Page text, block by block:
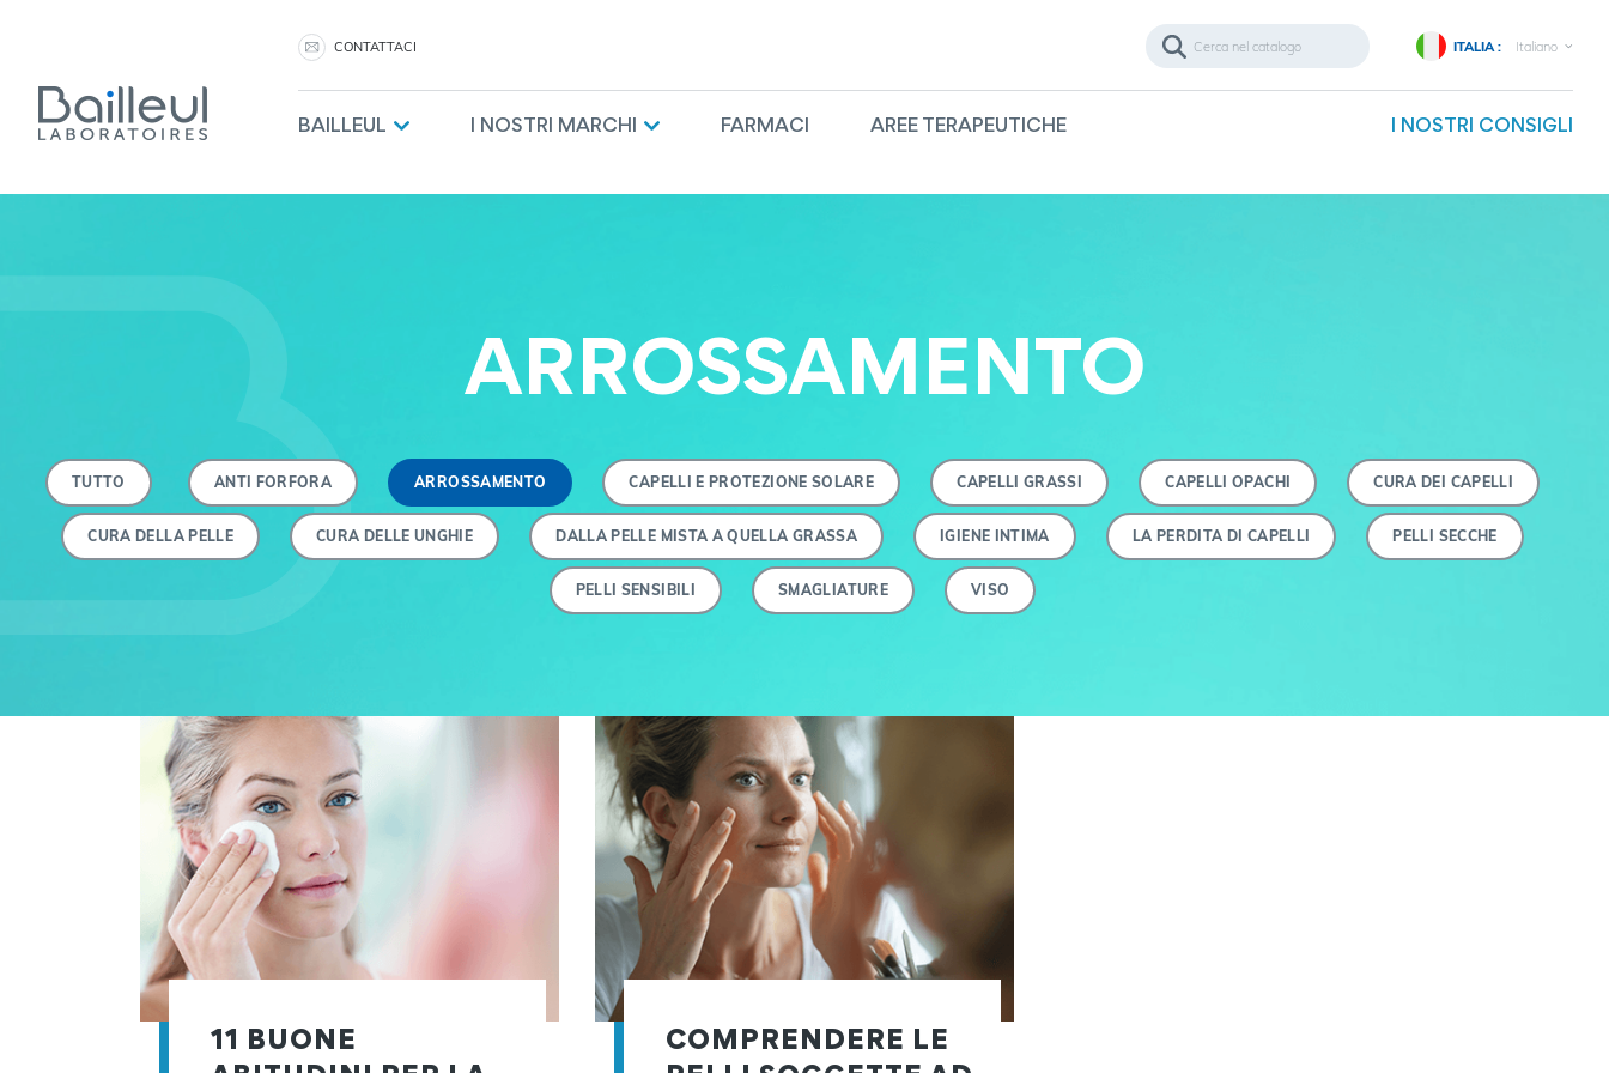
CONTATTACI ITALIA : Italiano
BAILLEUL I NOSTRI MARCHI FARMACI AREE TERAPEUTICHE I NOSTRI CONSIGLI
ARROSSAMENTO
TUTTO ANTI FORFORA ARROSSAMENTO CAPELLI E PROTEZIONE SOLARE CAPELLI GRASSI CAPELLI OPACHI CURA DEI CAPELLI
CURA DELLA PELLE CURA DELLE UNGHIE DALLA PELLE MISTA A QUELLA GRASSA IGIENE INTIMA LA PERDITA DI CAPELLI PELLI SECCHE
PELLI SENSIBILI SMAGLIATURE VISO
11 BUONE
COMPRENDERE LE